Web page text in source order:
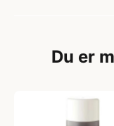
Du er